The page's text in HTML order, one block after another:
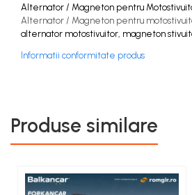
Pivoți Direcție
Sistem Electric
Alternatoare Motostivuitor
Lampi Faruri si Proiectoare
Piese Electrice Motostivuitor
Cilindrii Frana
Alternator / Magneton pentru
Alternator / Magneton pentru
alternator motostivuitor, magneton
Informatii conformitate produs
Produse similare